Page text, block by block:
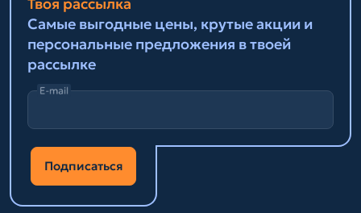
Самые выгодные цены, крутые акции и
персональные предложения в твоей
рассылке
E-mail
Подписаться